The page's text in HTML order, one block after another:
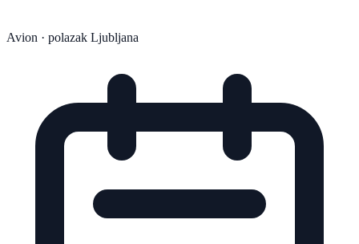
Avion · polazak Ljubljana